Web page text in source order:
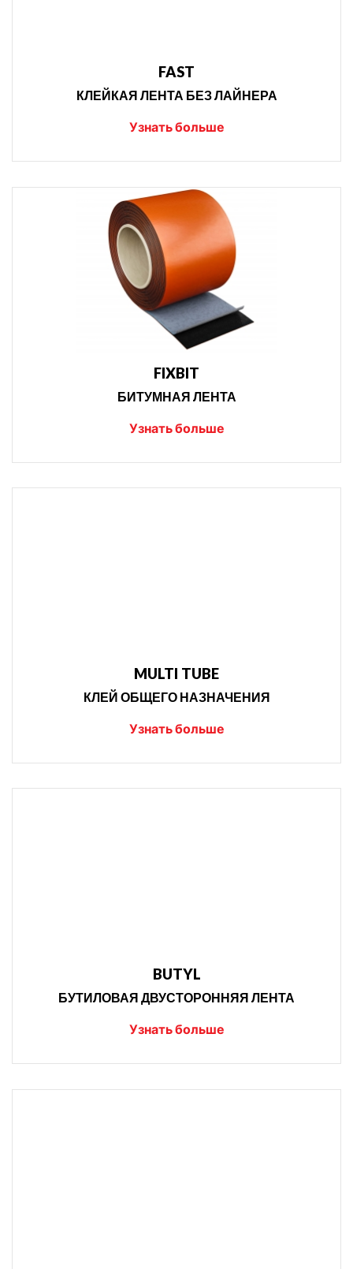
FAST
КЛЕЙКАЯ ЛЕНТА БЕЗ ЛАЙНЕРА
Узнать больше
FIXBIT
БИТУМНАЯ ЛЕНТА
Узнать больше
MULTI TUBE
КЛЕЙ ОБЩЕГО НАЗНАЧЕНИЯ
Узнать больше
BUTYL
БУТИЛОВАЯ ДВУСТОРОННЯЯ ЛЕНТА
Узнать больше